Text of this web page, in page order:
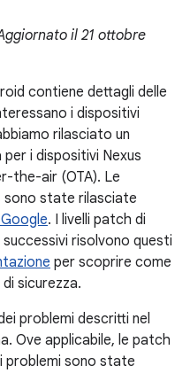
il 21 ottobre
contiene dettagli delle
i dispositivi
rilasciato un
i dispositivi Nexus
the-air (OTA). Le
sono state rilasciate
. I livelli patch di
risolvono questi
per scoprire come
sicurezza.
problemi descritti nel
Ove applicabile, le patch
problemi sono state